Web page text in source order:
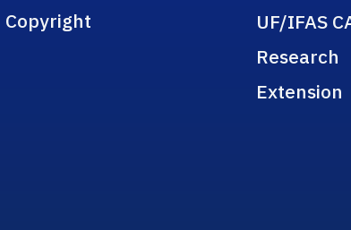
Copyright
UF/IFAS
Research
Extension